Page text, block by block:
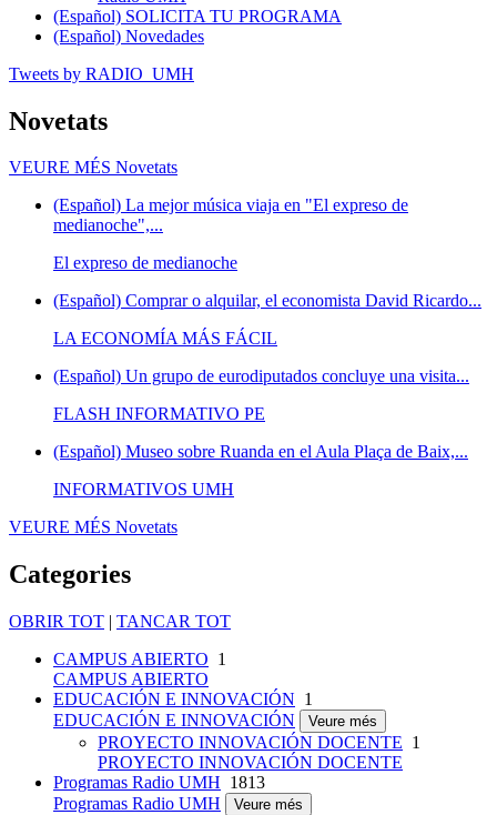
(Español) SOLICITA TU PROGRAMA
(Español) Novedades
Tweets by RADIO_UMH
Novetats
VEURE MÉS Novetats
(Español) La mejor música viaja en "El expreso de
medianoche",...
El expreso de medianoche
(Español) Comprar o alquilar, el economista David Ricardo...
LA ECONOMÍA MÁS FÁCIL
(Español) Un grupo de eurodiputados concluye una visita...
FLASH INFORMATIVO PE
(Español) Museo sobre Ruanda en el Aula Plaça de Baix,...
INFORMATIVOS UMH
VEURE MÉS Novetats
Categories
OBRIR TOT | TANCAR TOT
CAMPUS ABIERTO 1
CAMPUS ABIERTO
EDUCACIÓN E INNOVACIÓN 1
EDUCACIÓN E INNOVACIÓN
Veure més
PROYECTO INNOVACIÓN DOCENTE 1
PROYECTO INNOVACIÓN DOCENTE
Programas Radio UMH 1813
Programas Radio UMH
Veure més